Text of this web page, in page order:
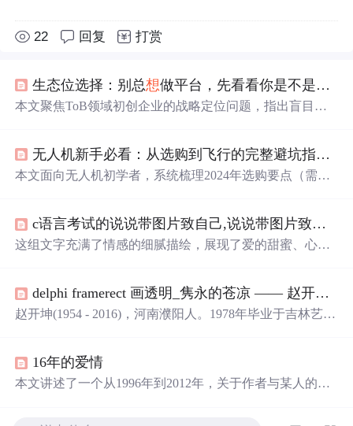
22 回复 打赏
生态位选择：别总想做平台，先看看你是不是那个“块料”
本文聚焦ToB领域初创企业的战略定位问题，指出盲目追
注细分场景的极致交付，构建巨头不愿做、客户难替代的
利基壁垒；提出‘灵魂拷问三连’与‘生存策略卡’两大实操工
无人机新手必看：从选购到飞行的完整避坑指南（2024最新版）
本文面向无人机初学者，系统梳理2024年选购要点（需求
操控训练方法（悬停、平移、智能功能）、航拍运镜逻辑
及气象适应策略，并涵盖后期调色流程与电池/滤镜等关键
c语言考试的说说带图片致自己,说说带图片致自己励志2020
这组文字充满了情感的细腻描绘，展现了爱的甜蜜、心碎
物在面对失去时，选择了不同的方式来告别和治愈，有的
选择放下，有的选择怀念。这些情感的瞬间，如同雨后皱
delphi framerect 画透明_隽永的苍凉 —— 赵开坤的人与画
赵开坤(1954 - 2016)，河南濮阳人。1978年毕业于吉林艺术
林艺术学院终身教授、吉林省高级专家。隽永的苍凉——
赵开坤的人与画文/孙建平在一次全国油画大展中，赵开坤
16年的爱情
本文讲述了一个从1996年到2012年，关于作者与某人的十